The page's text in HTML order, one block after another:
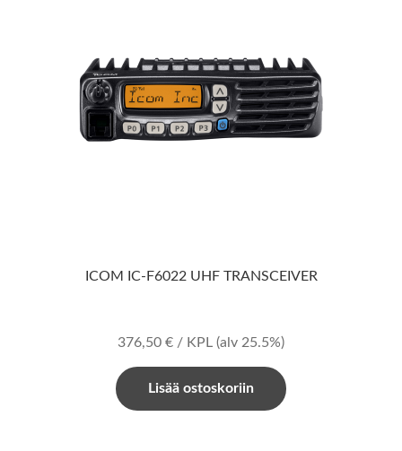
ICOM IC-F6022 UHF TRANSCEIVER
376,50 € / KPL (alv 25.5%)
Lisää ostoskoriin